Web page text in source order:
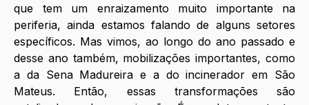
que tem um enraizamento muito importante na
periferia, ainda estamos falando de alguns setores
específicos. Mas vimos, ao longo do ano passado e
desse ano também, mobilizações importantes, como
a da Sena Madureira e a do incinerador em São
Mateus. Então, essas transformações são